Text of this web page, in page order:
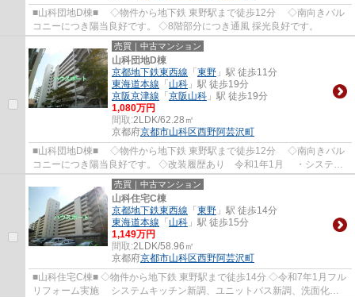
■山科団地D棟■ ◇物件から地下鉄 東野駅まで徒歩12分 ◇南向きバル
コニーにつき陽当良好です。 ◇8階部分につき通風 採光良好です。
売買｜中古マンション
山科団地D棟
京都地下鉄東西線 「東野 」駅 徒歩11分
東海道本線 「山科 」駅 徒歩19分
京阪京津線 「京阪山科 」駅 徒歩19分
1,080万円
間取:2LDK/62.28㎡
京都府京都市山科区西野阿芸沢町
■山科団地D棟■ ◇物件から地下鉄 東野駅まで徒歩12分 ◇南向きバル
コニーにつき陽当良好です。 ◇改装履歴あり 令和1年1月 ・システム
キッチン交換・ユニットバス交換・洗面化粧台...
売買｜中古マンション
山科住宅C棟
京都地下鉄東西線 「東野 」駅 徒歩14分
東海道本線 「山科 」駅 徒歩15分
1,149万円
間取:2LDK/58.96㎡
京都府京都市山科区西野阿芸沢町
■山科住宅C棟■ ◇物件から地下鉄 東野駅まで徒歩14分 ◇令和7年1月フル
リフォーム実施 システムキッチン新調、ユニットバス新調、洗面化粧